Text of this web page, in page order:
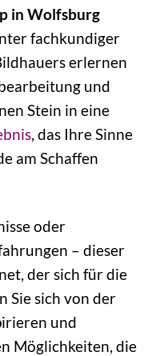
in Wolfsburg
fachkundiger
erlernen
und
Stein in eine
, das Ihre Sinne
am Schaffen
oder
– dieser
der sich für die
Sie sich von der
und
Möglichkeiten, die